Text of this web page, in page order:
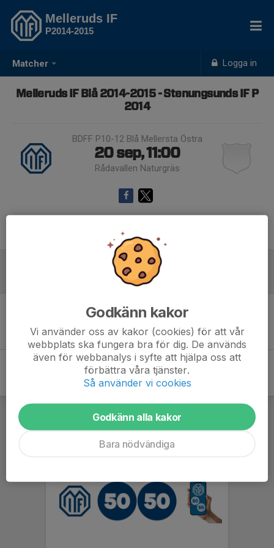
Matcher Logga in
Melleruds IF
P2014-2015
Melleruds IF Blå 2014-2015 - Stenungsunds IF P
2014
BDFF P10-12 Blå Mellersta Östra
20 sep, 11:00
Rådavallen Naturgräs
Samling 10:00
Inget skrivet
Godkänn kakor
Vi använder oss av kakor (cookies) för att vår
webbplats ska fungera bra för dig. De används
även för webbanalys i syfte att hjälpa oss att
förbättra våra tjänster.
Så använder vi cookies
Godkänn alla kakor
Bara nödvändiga